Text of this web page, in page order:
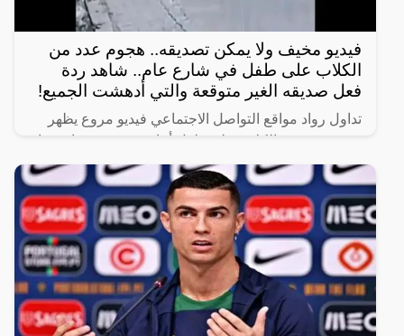
فيديو مخيف ولا يمكن تصديقه.. هجوم عدد من
الكلاب على طفل في شارع عام.. شاهد ردة
فعل صديقه الغير متوقعة والتي أدهشت الجميع!
تداول رواد مواقع التواصل الاجتماعي فيديو مروع يظهر
هجوم عدد من الكلاب على طفل أثناء سيره في شارع عام
برفقة صديقه.